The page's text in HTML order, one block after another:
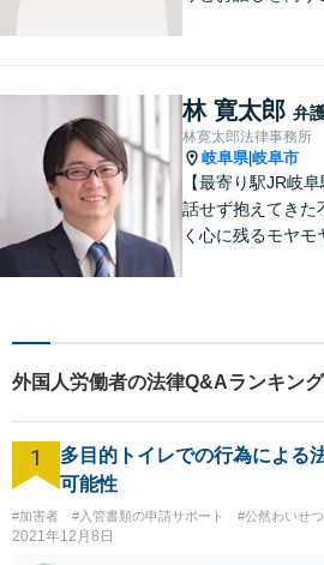
林 寛太郎 弁
林寛太郎法律事務所
岐阜県|岐阜市
【最寄り駅JR岐
話せず抱えてきた
く心に残るモヤモ
一緒に見つけてい
密着型の法律事務
外国人労働者の法律Q&Aランキング
1
多目的トイレでの行為による
可能性
#加害者 #入管書類の申請サポート #公然わいせつ
2021年12月8日